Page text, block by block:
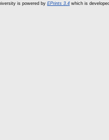
is powered by EPrints 3.4 which is